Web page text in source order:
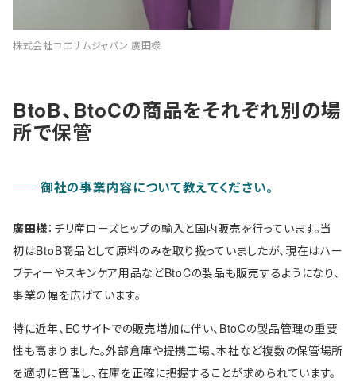
株式会社コエサムジャパン 廣田様
BtoB、BtoCの商品をそれぞれ別の場
所で保管
御社の事業内容について教えてください。
廣田様：チリ産ローズヒップの輸入と国内販売を行っています。当
初はBtoB商品として原料のみを取り扱っていましたが、現在はハー
ブティーやスキンケア用品などBtoCの製品も販売するようになり、
事業の幅を広げています。
特に近年、ECサイトでの販売増加に伴い、BtoCの製品管理の重要
性も高まりました。外部倉庫や提携工場、本社など複数の保管場所
を適切に管理し、在庫を正確に把握することが求められています。